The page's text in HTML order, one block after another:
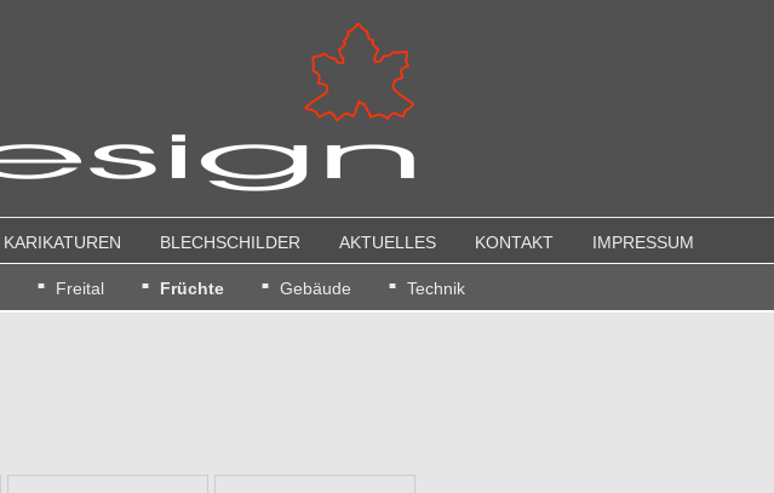
KARIKATUREN BLECHSCHILDER AKTUELLES KONTAKT IMPRESSUM
Freital Früchte Gebäude Technik